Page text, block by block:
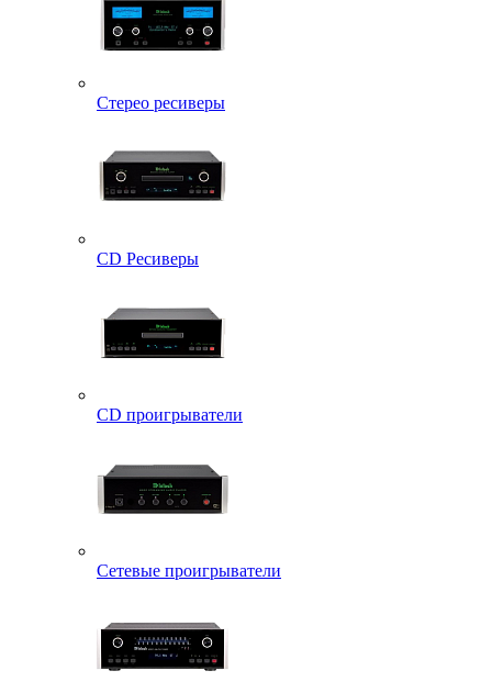
Стерео ресиверы
CD Ресиверы
CD проигрыватели
Сетевые проигрыватели